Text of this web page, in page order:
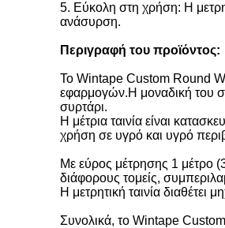
5. Εύκολη στη χρήση: Η
ανάσυρση.
Περιγραφή του προϊόντος:
Το Wintape Custom Round
εφαρμογών.Η μοναδική του
συρτάρι.
Η μέτρια ταινία είναι
χρήση σε υγρό και υγρό
Με εύρος μέτρησης 1 μέτρο (3
διάφορους τομείς,
Η μετρητική ταινία
Συνολικά, το Wintape